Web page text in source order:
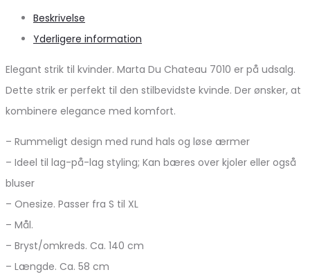
Beskrivelse
Yderligere information
Elegant strik til kvinder. Marta Du Chateau 7010 er på udsalg.
Dette strik er perfekt til den stilbevidste kvinde. Der ønsker, at
kombinere elegance med komfort.
– Rummeligt design med rund hals og løse ærmer
– Ideel til lag-på-lag styling; Kan bæres over kjoler eller også
bluser
– Onesize. Passer fra S til XL
– Mål.
– Bryst/omkreds. Ca. 140 cm
– Længde. Ca. 58 cm